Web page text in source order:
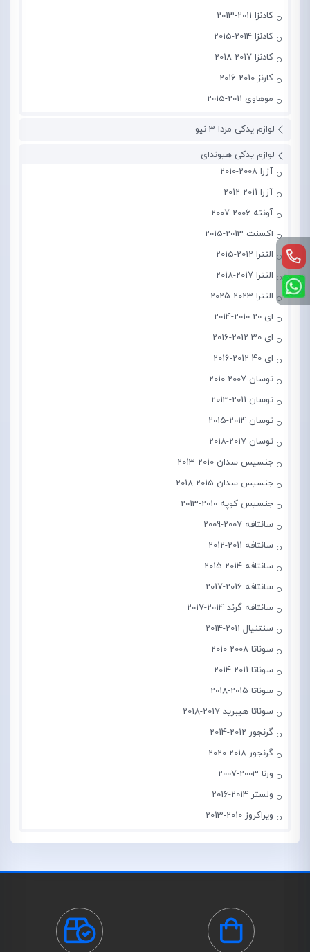
کادنزا 2011-2013
کادنزا 2014-2015
کادنزا 2017-2018
کارنز 2010-2016
موهاوی 2011-2015
لوازم یدکی مزدا 3 نیو
لوازم یدکی هیوندای
آزرا 2008-2010
آزرا 2011-2012
آونته 2006-2007
اکسنت 2013-2015
النترا 2012-2015
النترا 2017-2018
النترا 2023-2025
ای 20 2010-2014
ای 30 2012-2016
ای 40 2012-2016
توسان 2007-2010
توسان 2011-2013
توسان 2014-2015
توسان 2017-2018
جنسیس سدان 2010-2013
جنسیس سدان 2015-2018
جنسیس کوپه 2010-2013
سانتافه 2007-2009
سانتافه 2011-2012
سانتافه 2014-2015
سانتافه 2016-2017
سانتافه گرند 2014-2017
سنتنیال 2011-2014
سوناتا 2008-2010
سوناتا 2011-2014
سوناتا 2015-2018
سوناتا هیبرید 2017-2018
گرنجور 2012-2014
گرنجور 2018-2020
ورنا 2003-2007
ولستر 2014-2016
ویراکروز 2010-2013